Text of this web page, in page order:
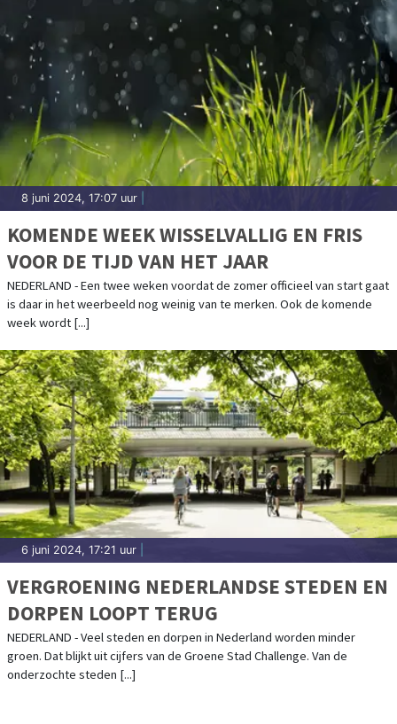
8 juni 2024, 17:07 uur
KOMENDE WEEK WISSELVALLIG EN FRIS
VOOR DE TIJD VAN HET JAAR
NEDERLAND - Een twee weken voordat de zomer officieel van start gaat
is daar in het weerbeeld nog weinig van te merken. Ook de komende
week wordt [...]
6 juni 2024, 17:21 uur
VERGROENING NEDERLANDSE STEDEN EN
DORPEN LOOPT TERUG
NEDERLAND - Veel steden en dorpen in Nederland worden minder
groen. Dat blijkt uit cijfers van de Groene Stad Challenge. Van de
onderzochte steden [...]